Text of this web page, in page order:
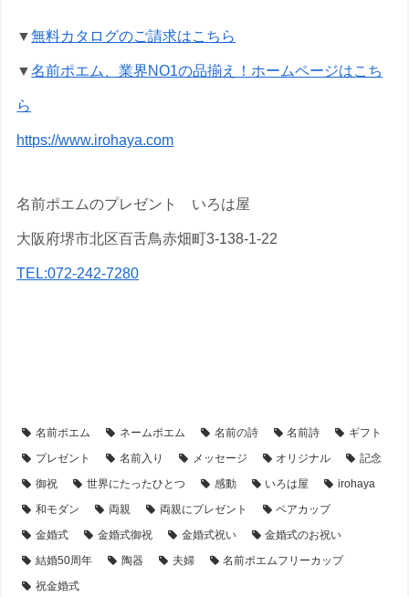
▼無料カタログのご請求はこちら
▼名前ポエム、業界NO1の品揃え！ホームページはこち
ら
https://www.irohaya.com
名前ポエムのプレゼント いろは屋
大阪府堺市北区百舌鳥赤畑町3-138-1-22
TEL:072-242-7280
名前ポエム ネームポエム 名前の詩 名前詩
ギフト
プレゼント
名前入り メッセージ オリジナル
記念
御祝
世界にたったひとつ 感動 いろは屋
irohaya
和モダン
両親 両親にプレゼント
ペアカップ
金婚式
金婚式御祝 金婚式祝い
金婚式のお祝い
結婚50周年
陶器 夫婦
名前ポエムフリーカップ
祝金婚式